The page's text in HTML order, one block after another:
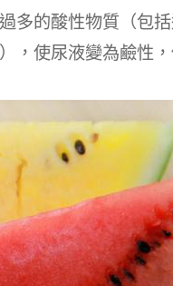
多的酸性物質（包
，使尿液變為鹼性